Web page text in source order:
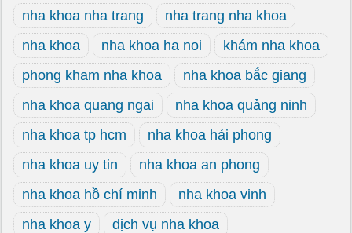
nha khoa nha trang
nha trang nha khoa
nha khoa
nha khoa ha noi
khám nha khoa
phong kham nha khoa
nha khoa bắc giang
nha khoa quang ngai
nha khoa quảng ninh
nha khoa tp hcm
nha khoa hải phong
nha khoa uy tin
nha khoa an phong
nha khoa hồ chí minh
nha khoa vinh
nha khoa y
dịch vụ nha khoa